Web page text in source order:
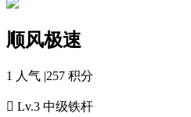
顺风极速
1 人气 |257 积分
 Lv.3 中级铁杆